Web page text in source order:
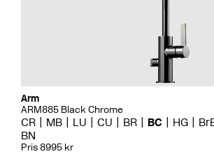
Arm
ARM885 Black Chrome
CR MB LU CU BR BC HG
BN
Pris 8995 kr